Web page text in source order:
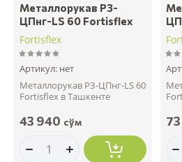
Металлорукав РЗ-
ЦПнг-LS 60 Fortisflex
Fortisflex
Артикул: нет
Металлорукав РЗ-ЦПнг-LS 60
Fortisflex в Ташкенте
43 940 сўм